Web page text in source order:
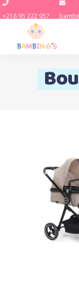
+216 95 222 957